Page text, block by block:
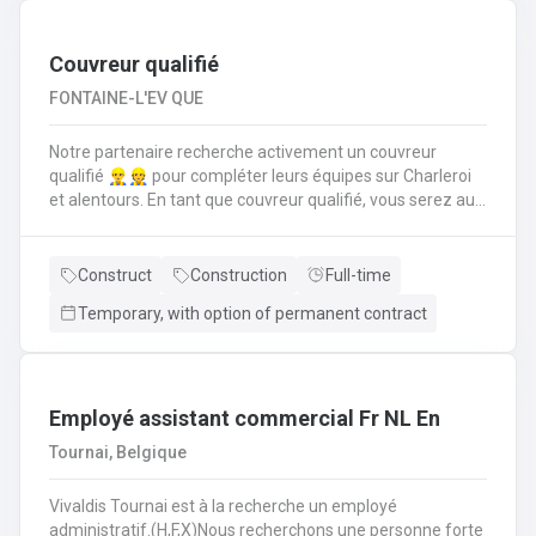
solutions aux diverses demandes de disponibilités
Couvreur qualifié
FONTAINE-L'EV QUE
Notre partenaire recherche activement un couvreur
qualifié 👷‍♂️👷 pour compléter leurs équipes sur Charleroi
et alentours. En tant que couvreur qualifié, vous serez au
règles de l'art. Vos responsabilités clés en tant que
matériaux de couverture (tuiles, ardoises, zinc, etc.) en
toiture.Inspecter, réparer et entretenir les toitures
d'éléments).Garantir la sécurité constante du chantier
Construct Construction
Full-time
Temporary, with option of permanent contract
Employé assistant commercial Fr NL En
Tournai, Belgique
Vivaldis Tournai est à la recherche un employé
administratif.(H,F,X)Nous recherchons une personne forte